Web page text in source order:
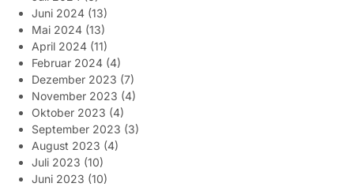
Juni 2024 (13)
Mai 2024 (13)
April 2024 (11)
Februar 2024 (4)
Dezember 2023 (7)
November 2023 (4)
Oktober 2023 (4)
September 2023 (3)
August 2023 (4)
Juli 2023 (10)
Juni 2023 (10)